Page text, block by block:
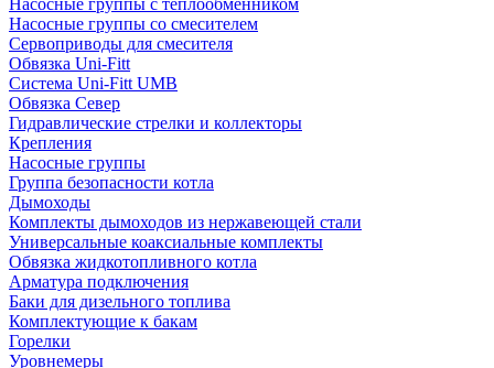
Насосные группы со смесителем
Сервоприводы для смесителя
Обвязка Uni-Fitt
Система Uni-Fitt UMB
Обвязка Север
Гидравлические стрелки и коллекторы
Крепления
Насосные группы
Группа безопасности котла
Дымоходы
Комплекты дымоходов из нержавеющей стали
Универсальные коаксиальные комплекты
Обвязка жидкотопливного котла
Арматура подключения
Баки для дизельного топлива
Комплектующие к бакам
Горелки
Уровнемеры